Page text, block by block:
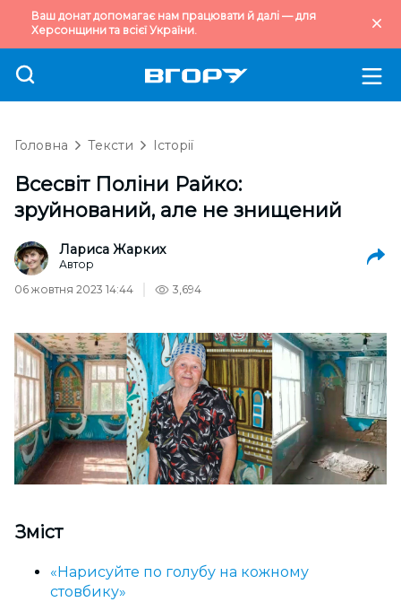
Ваш донат допомагає нам працювати й далі — для
Херсонщини та всієї України.
Головна Тексти Історії
Всесвіт Поліни Райко:
зруйнований, але не знищений
Лариса Жарких
Автор
06 жовтня 2023 14:44
3,694
Зміст
«Нарисуйте по голубу на кожному
стовбику»